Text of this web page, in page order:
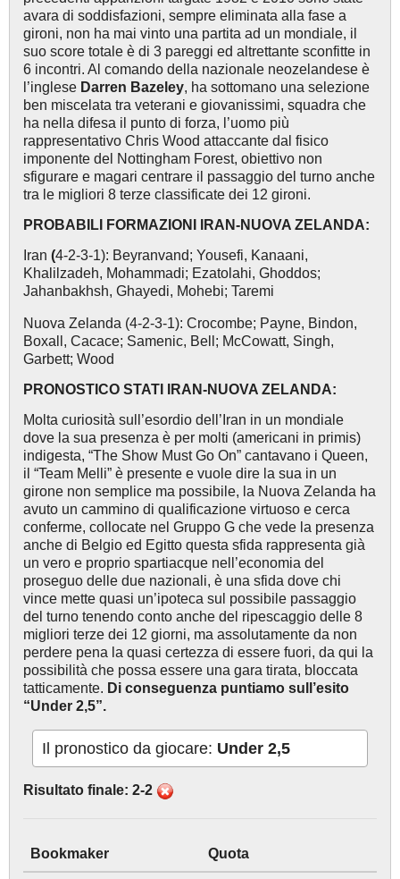
avara di soddisfazioni, sempre eliminata alla fase a
gironi, non ha mai vinto una partita ad un mondiale, il
suo score totale è di 3 pareggi ed altrettante sconfitte in
6 incontri. Al comando della nazionale neozelandese è
l’inglese Darren Bazeley, ha sottomano una selezione
ben miscelata tra veterani e giovanissimi, squadra che
ha nella difesa il punto di forza, l’uomo più
rappresentativo Chris Wood attaccante dal fisico
imponente del Nottingham Forest, obiettivo non
sfigurare e magari centrare il passaggio del turno anche
tra le migliori 8 terze classificate dei 12 gironi.
PROBABILI FORMAZIONI IRAN-NUOVA ZELANDA:
Iran (4-2-3-1): Beyranvand; Yousefi, Kanaani,
Khalilzadeh, Mohammadi; Ezatolahi, Ghoddos;
Jahanbakhsh, Ghayedi, Mohebi; Taremi
Nuova Zelanda (4-2-3-1): Crocombe; Payne, Bindon,
Boxall, Cacace; Samenic, Bell; McCowatt, Singh,
Garbett; Wood
PRONOSTICO STATI
IRAN-NUOVA ZELANDA:
Molta curiosità sull’esordio dell’Iran in un mondiale
dove la sua presenza è per molti (americani in primis)
indigesta, “The Show Must Go On” cantavano i Queen,
il “Team Melli” è presente e vuole dire la sua in un
girone non semplice ma possibile, la Nuova Zelanda ha
avuto un cammino di qualificazione virtuoso e cerca
conferme, collocate nel Gruppo G che vede la presenza
anche di Belgio ed Egitto questa sfida rappresenta già
un vero e proprio spartiacque nell’economia del
proseguo delle due nazionali, è una sfida dove chi
vince mette quasi un’ipoteca sul possibile passaggio
del turno tenendo conto anche del ripescaggio delle 8
migliori terze dei 12 giorni, ma assolutamente da non
perdere pena la quasi certezza di essere fuori, da qui la
possibilità che possa essere una gara tirata, bloccata
tatticamente. Di conseguenza puntiamo sull’esito
“Under 2,5”.
Il pronostico da giocare: Under 2,5
Risultato finale: 2-2
Bookmaker Quota